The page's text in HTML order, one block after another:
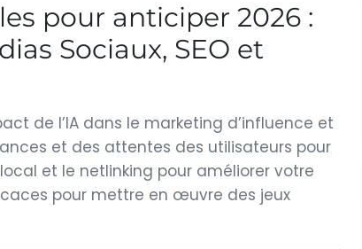
pour anticiper 2026 :
Sociaux, SEO et
de l’IA dans le marketing d’influence et
et des attentes des utilisateurs pour
et le netlinking pour améliorer votre
pour mettre en œuvre des jeux